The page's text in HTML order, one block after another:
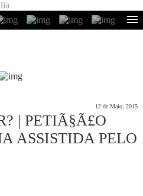
12 de Maio, 2015
| PETIÃ§Ã£O
ASSISTIDA PELO